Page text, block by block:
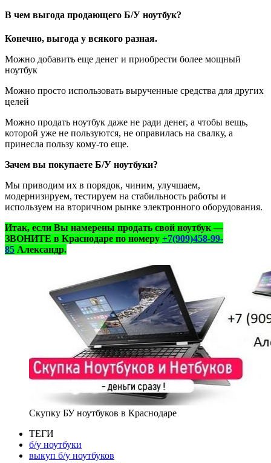
В чем выгода продающего Б/У ноутбук?
Конечно, выгода у всякого разная.
Можно добавить еще денег и приобрести более мощный
ноутбук
Можно просто использовать вырученные средства для других
целей
Можно продать ноутбук даже не ради денег, а чтобы вещь,
которой уже не пользуются, не оправилась на свалку, а
принесла пользу кому-то еще.
Зачем вы покупаете Б/У ноутбуки?
Мы приводим их в порядок, чиним, улучшаем,
модернизируем, тестируем на стабильность работы и
используем на вторичном рынке электронного оборудования.
Итак, если Вы намерены продать свой ноутбук —
ЗВОНИТЕ в Краснодаре по номеру +7(909)458-99-
85 Александр.
Скупку БУ ноутбуков в Краснодаре
ТЕГИ
б/у ноутбуки
выкуп б/у ноутбуков